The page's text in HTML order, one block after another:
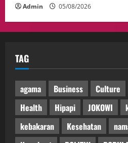
Admin 05/08/2026
TAG
agama Business Culture
Health
Hipapi JOKOWI
kebakaran
Kesehatan